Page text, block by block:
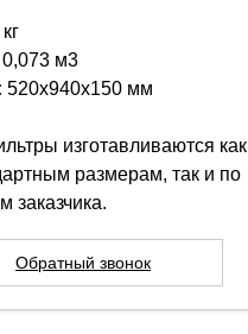
0,073 м3
520х940х150 мм
изготавливаются как
размерам, так и по
заказчика.
Обратный звонок